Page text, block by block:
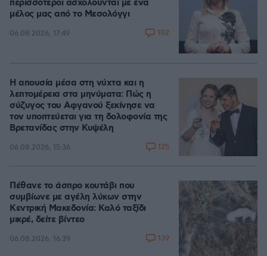
περισσότεροι ασχολούνται με ένα
μέλος μας από το Μεσολόγγι
06.08.2026, 17:49 102
Η απουσία μέσα στη νύχτα και η
λεπτομέρεια στα μηνύματα: Πώς η
σύζυγος του Αφγανού ξεκίνησε να
τον υποπτεύεται για τη δολοφονία της
Βρετανίδας στην Κυψέλη
06.08.2026, 15:36 125
Πέθανε το άσπρο κουτάβι που
συμβίωνε με αγέλη λύκων στην
Κεντρική Μακεδονία: Καλό ταξίδι
μικρέ, δείτε βίντεο
06.08.2026, 16:39 139